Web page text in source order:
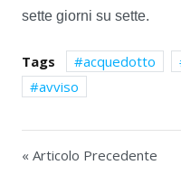
sette giorni su sette.
Tags acquedotto
avviso
« Articolo Precedente